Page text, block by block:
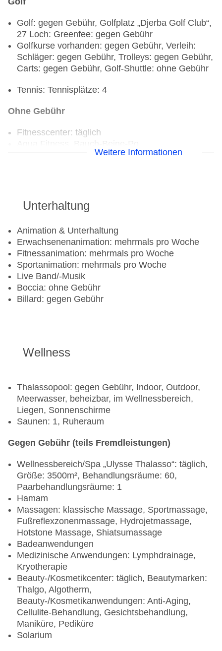
Golf: gegen Gebühr, Golfplatz „Djerba Golf Club“,
27 Loch: Greenfee: gegen Gebühr
Golfkurse vorhanden: gegen Gebühr, Verleih:
Schläger: gegen Gebühr, Trolleys: gegen Gebühr,
Carts: gegen Gebühr, Golf-Shuttle: ohne Gebühr
Tennis: Tennisplätze: 4
Ohne Gebühr
Fitnesscenter: täglich
Entspannungskurse, Rückenfit, Stretching
Gegen Gebühr (teils Fremdleistungen)
Radsport: Fahrrad: Fremdanbieter
Tennis: Flutlicht, Tennisunterricht, Schlägerverleih
Weitere Informationen
Unterhaltung
Animation & Unterhaltung
Erwachsenenanimation: mehrmals pro Woche
Fitnessanimation: mehrmals pro Woche
Sportanimation: mehrmals pro Woche
Live Band/-Musik
Boccia: ohne Gebühr
Billard: gegen Gebühr
Wellness
Thalassopool: gegen Gebühr, Indoor, Outdoor,
Meerwasser, beheizbar, im Wellnessbereich,
Liegen, Sonnenschirme
Saunen: 1, Ruheraum
Gegen Gebühr (teils Fremdleistungen)
Wellnessbereich/Spa „Ulysse Thalasso“: täglich,
Größe: 3500m², Behandlungsräume: 60,
Paarbehandlungsräume: 1
Hamam
Massagen: klassische Massage, Sportmassage,
Fußreflexzonenmassage, Hydrojetmassage,
Hotstone Massage, Shiatsumassage
Badeanwendungen
Medizinische Anwendungen: Lymphdrainage,
Kryotherapie
Beauty-/Kosmetikcenter: täglich, Beautymarken:
Thalgo, Algotherm,
Beauty-/Kosmetikanwendungen: Anti-Aging,
Cellulite-Behandlung, Gesichtsbehandlung,
Maniküre, Pediküre
Solarium